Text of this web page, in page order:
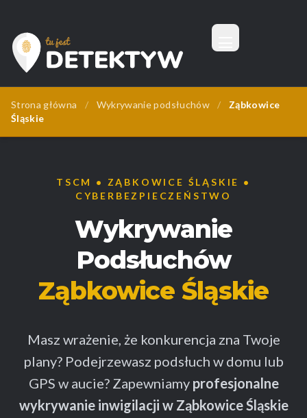
Tu Jest Detektyw
Menu
Strona główna / Wykrywanie podsłuchów /
Ząbkowice
Śląskie
TSCM • ZĄBKOWICE ŚLĄSKIE •
CYBERBEZPIECZEŃSTWO
Wykrywanie
Podsłuchów
Ząbkowice Śląskie
Masz wrażenie, że konkurencja zna Twoje
plany? Podejrzewasz podsłuch w domu lub
GPS w aucie? Zapewniamy profesjonalne
wykrywanie inwigilacji w Ząbkowice Śląskie